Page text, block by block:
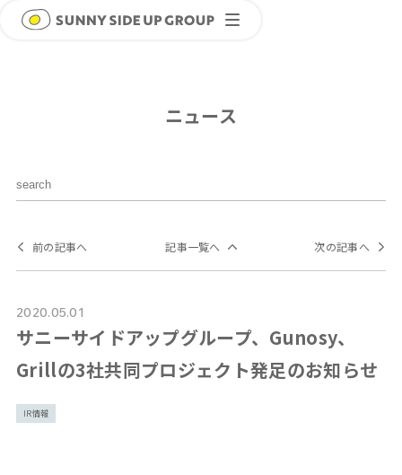
ニュース
前の記事へ 記事一覧へ 次の記事へ
2020.05.01
サニーサイドアップグループ、Gunosy、
Grillの3社共同プロジェクト発足のお知らせ
IR情報